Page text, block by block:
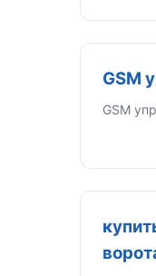
GSM
GSM